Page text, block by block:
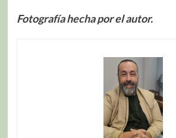
Fotografía hecha por el autor.